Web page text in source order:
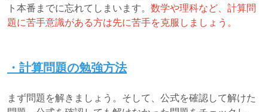
ト本番までに忘れてしまいます。 数学や理科など、計算問
題に苦手意識がある方は先に苦手を克服しましょう。
・計算問題の勉強方法
まず問題を解きましょう。そして、公式を確認して解けた